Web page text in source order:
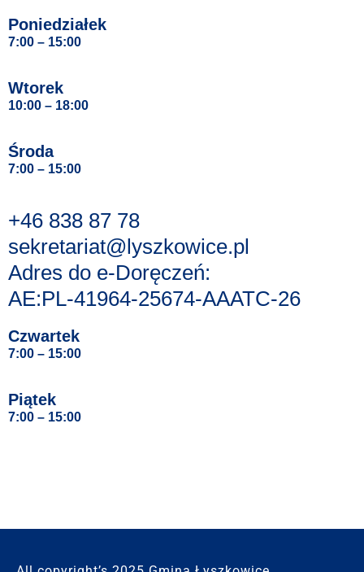
Poniedziałek
7:00 – 15:00
Wtorek
10:00 – 18:00
Środa
7:00 – 15:00
+46 838 87 78
sekretariat@lyszkowice.pl
Adres do e-Doręczeń:
AE:PL-41964-25674-AAATC-26
Czwartek
7:00 – 15:00
Piątek
7:00 – 15:00